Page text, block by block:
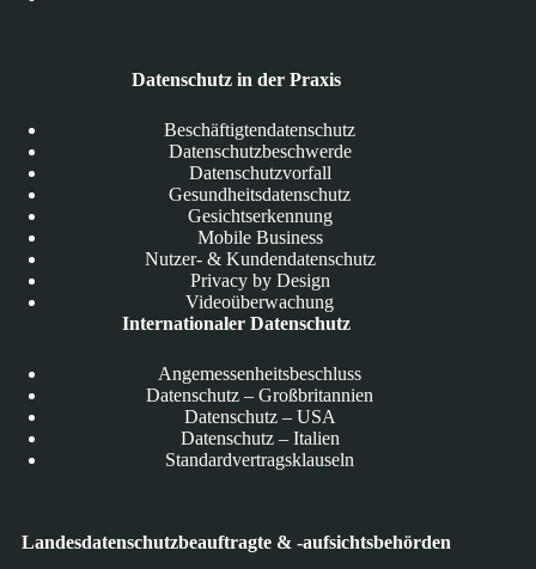
Datenschutz in der Praxis
Beschäftigtendatenschutz
Datenschutzbeschwerde
Datenschutzvorfall
Gesundheitsdatenschutz
Gesichtserkennung
Mobile Business
Nutzer- & Kundendatenschutz
Privacy by Design
Videoüberwachung
Internationaler Datenschutz
Angemessenheitsbeschluss
Datenschutz – Großbritannien
Datenschutz – USA
Datenschutz – Italien
Standardvertragsklauseln
Landesdatenschutzbeauftragte & -aufsichtsbehörden